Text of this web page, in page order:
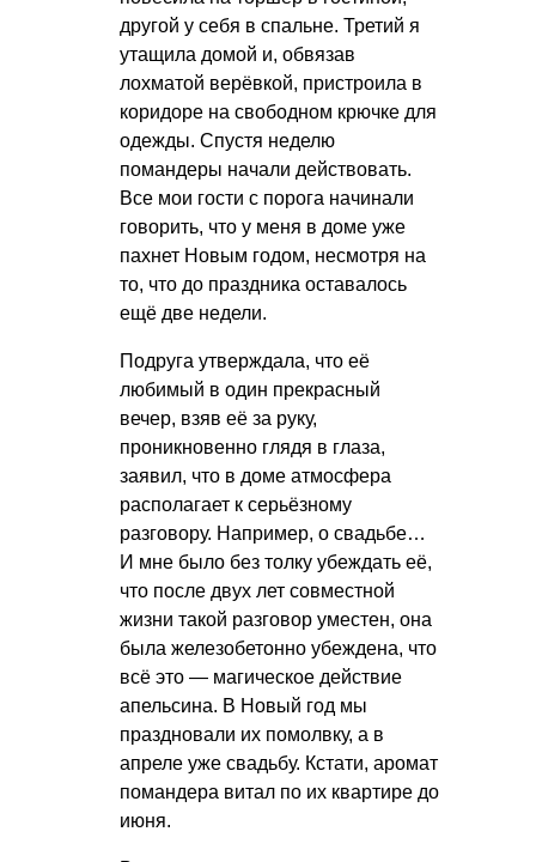
другой у себя в спальне. Третий я
утащила домой и, обвязав
лохматой верёвкой, пристроила в
коридоре на свободном крючке для
одежды. Спустя неделю
помандеры начали действовать.
Все мои гости с порога начинали
говорить, что у меня в доме уже
пахнет Новым годом, несмотря на
то, что до праздника оставалось
ещё две недели.
Подруга утверждала, что её
любимый в один прекрасный
вечер, взяв её за руку,
проникновенно глядя в глаза,
заявил, что в доме атмосфера
располагает к серьёзному
разговору. Например, о свадьбе…
И мне было без толку убеждать её,
что после двух лет совместной
жизни такой разговор уместен, она
была железобетонно убеждена, что
всё это — магическое действие
апельсина. В Новый год мы
праздновали их помолвку, а в
апреле уже свадьбу. Кстати, аромат
помандера витал по их квартире до
июня.